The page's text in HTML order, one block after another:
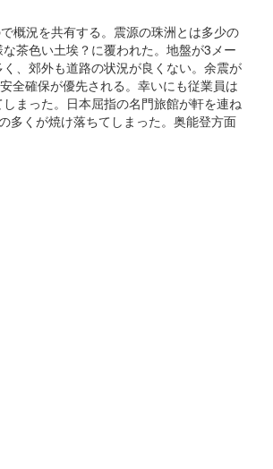
概況を共有する。震源の珠洲とは多少の
茶色い土埃？に覆われた。地盤が3メー
、郊外も道路の状況が良くない。余震が
全確保が優先される。幸いにも従業員は
まった。日本屈指の名門旅館が軒を連ね
多くが焼け落ちてしまった。奥能登方面